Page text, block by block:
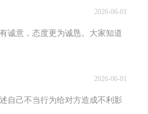
2026-06-01
诚意，态度更为诚恳。大家知道
2026-06-01
自己不当行为给对方造成不利影